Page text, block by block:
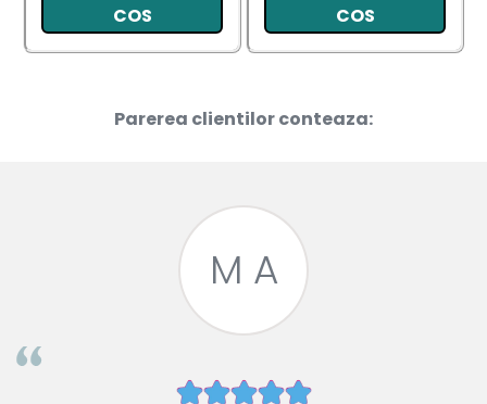
COS
COS
Parerea clientilor conteaza:
M A